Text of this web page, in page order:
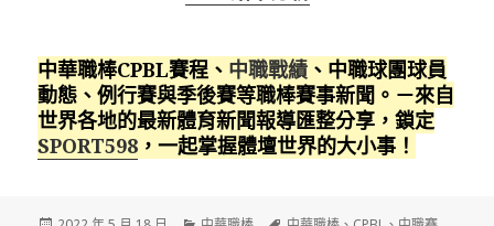
中華職棒CPBL賽程、 中職戰績 、中職球團球員
動態、例行賽與季後賽等職棒賽事新聞。－來自
世界各地的最新體育新聞報導匯整分享，鎖定
SPORT598 ，一起掌握體壇世界的大小事！